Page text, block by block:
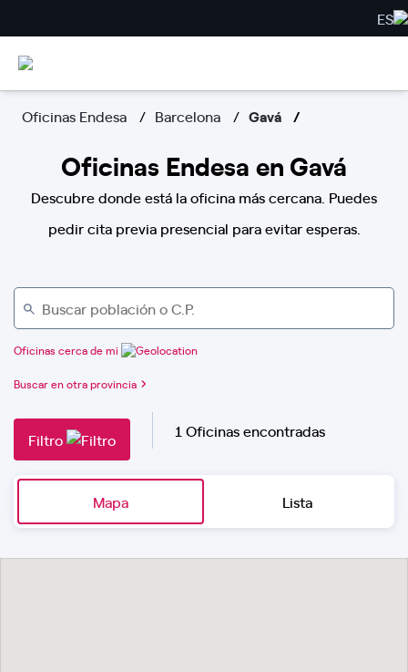
ES
Oficinas Endesa Barcelona Gavá
Oficinas Endesa en Gavá
Descubre donde está la oficina más cercana. Puedes
pedir cita previa presencial para evitar esperas.
Oficinas cerca de mi
Buscar en otra provincia
Filtro 1 Oficinas encontradas
Mapa Lista